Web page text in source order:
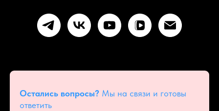
Остались вопросы? Мы на связи и готовы
ответить